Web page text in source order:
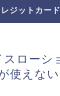
ジットカー
スローシ
使えな